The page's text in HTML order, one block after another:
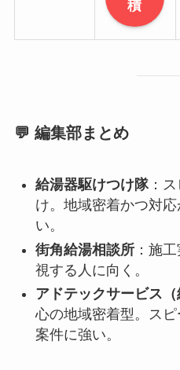
積
💬 編集部まとめ
給湯器駆けつけ隊：ス
け。地域密着かつ対
い。
街角給湯相談所：施工
視する人に向く。
アドテックサービス（
心の地域密着型。ス
案件に強い。